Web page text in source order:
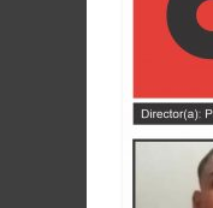
Noticias
Mundo